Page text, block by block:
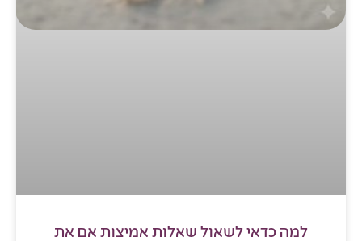
למה כדאי לשאול שאלות אמיצות אם את